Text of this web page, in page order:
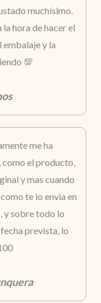
muchísimo.
hora de hacer el
embalaje y la
💯
me ha
el producto,
y mas cuando
te lo envia en
y sobre todo lo
prevista, lo